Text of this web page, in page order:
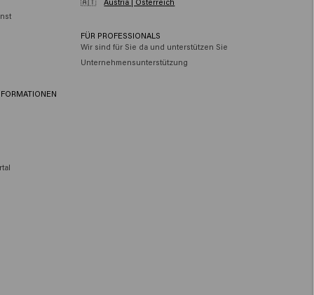
FÜR PROFESSIONALS
Wir sind für Sie da und unterstützen Sie
Unternehmensunterstützung